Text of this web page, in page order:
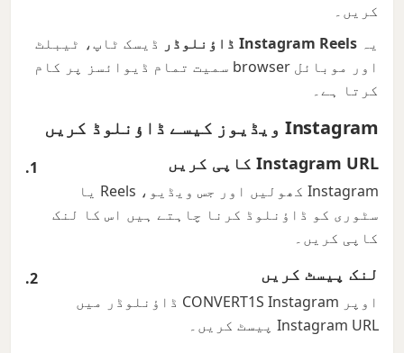
کریں۔
یہ Instagram Reels ڈاؤنلوڈر
ڈیسک ٹاپ، ٹیبلٹ
اور موبائل browser سمیت تمام ڈیوائسز پر کام
کرتا ہے۔
Instagram ویڈیوز کیسے ڈاؤنلوڈ کریں
Instagram URL کاپی کریں
Instagram کھولیں اور جس ویڈیو، Reels یا
سٹوری کو ڈاؤنلوڈ کرنا چاہتے ہیں اس کا لنک
کاپی کریں۔
لنک پیسٹ کریں
اوپر CONVERT1S Instagram ڈاؤنلوڈر میں
Instagram URL پیسٹ کریں۔